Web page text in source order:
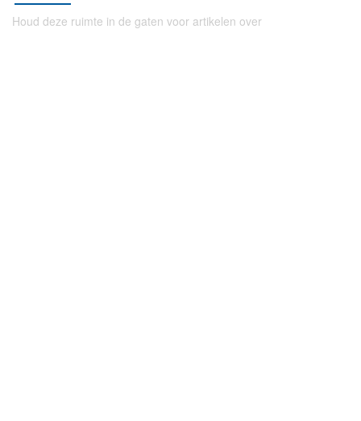
Houd deze ruimte in de gaten voor artikelen over